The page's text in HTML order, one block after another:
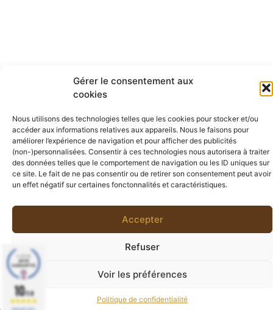
Gérer le consentement aux
cookies
Nous utilisons des technologies telles que les cookies pour stocker et/ou
accéder aux informations relatives aux appareils. Nous le faisons pour
améliorer l’expérience de navigation et pour afficher des publicités
(non-)personnalisées. Consentir à ces technologies nous autorisera à traiter
des données telles que le comportement de navigation ou les ID uniques sur
ce site. Le fait de ne pas consentir ou de retirer son consentement peut avoir
un effet négatif sur certaines fonctonnalités et caractéristiques.
Accepter
Refuser
Voir les préférences
Politique de confidentialité
Boucles Martinique
55,00€
10/10